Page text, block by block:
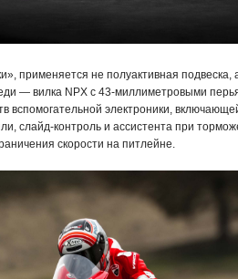
применяется не полуактивная подвеска,
— вилка NPX с 43-миллиметровыми
вспомогательной электроники,
слайд-контроль и ассистента при
скорости на питлейне.